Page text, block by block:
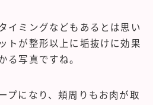
イミングなどもあるとは思い
トが整形以上に垢抜けに効果
る写真ですね。
プになり、頬周りもお肉が取